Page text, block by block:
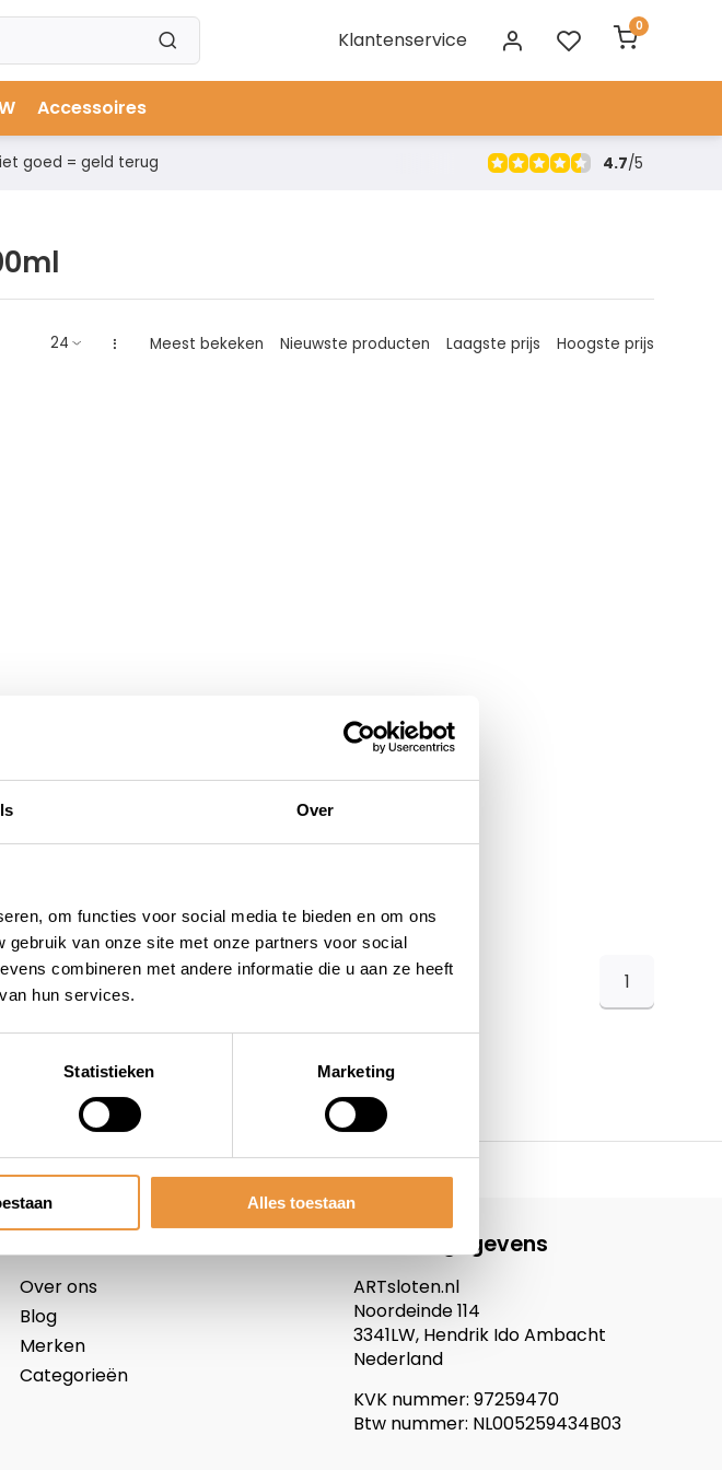
Over
om functies voor social media te bieden en om ons
van onze site met onze partners voor social
combineren met andere informatie die u aan ze heeft
hun services.
Statistieken Marketing
Alles toestaan
Klantenservice
0
Accessoires
goed = geld terug 4.7/5
Meest bekeken Nieuwste producten Laagste prijs Hoogste prijs
1
goed = geld terug
Over ons
Blog
Merken
Categorieën
Contactgegevens
ARTsloten.nl
Noordeinde 114
3341LW, Hendrik Ido Ambacht
Nederland
KVK nummer: 97259470
Btw nummer: NL005259434B03